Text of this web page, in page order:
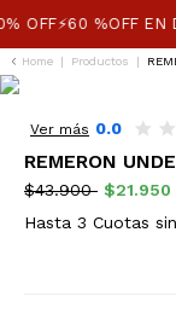
OFF⚡60 %OFF EN
Home | Productos |
Ver más 0.0
REMERON
$43.900 $21.950
Hasta 3 Cuotas